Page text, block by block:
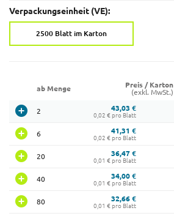
Verpackungseinheit (VE):
2500 Blatt im Karton
ab Menge
Preis / Karton
(exkl. MwSt.)
2 43,03 €
0,02 € pro Blatt
6 41,31 €
0,02 € pro Blatt
20 36,47 €
0,01 € pro Blatt
40 34,00 €
0,01 € pro Blatt
80 32,66 €
0,01 € pro Blatt